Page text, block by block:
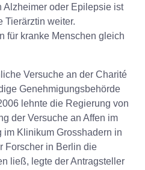
oder Epilepsie ist
Tierärztin weiter.
für kranke Menschen gleich
Versuche an der Charité
Genehmigungsbehörde
lehnte die Regierung von
der Versuche an Affen im
im Klinikum Grosshadern in
Forscher in Berlin die
ließ, legte der Antragsteller